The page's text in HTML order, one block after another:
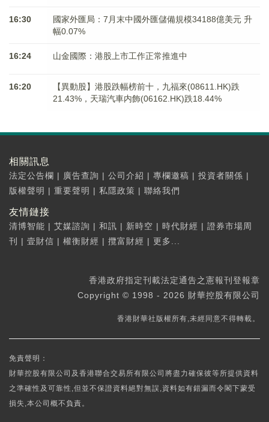
16:30
國家外匯局：7月末中國外匯儲備規模34188億美元 升
幅0.07%
16:24 山金國際：港股上市工作正常推進中
16:20
【異動股】港股跌幅榜前十，九福來(08611.HK)跌
21.43%，天瑞汽車内飾(06162.HK)跌18.44%
相關訊息
法定公告欄 | 廣告查詢 | 公司介紹 | 專欄邀稿 | 投資者關係 |
版權聲明 | 重要聲明 | 私隱政策 | 聯絡我們
友情鏈接
清博智能 | 艾媒諮詢 | 和訊 | 新時空 | 時代財經 | 證券市場周
刊
| 壹財信 | 權衡財經 | 攬富財經 | 更多...
香港政府指定刊載法定通告之憲報刊登報章
Copyright © 1998 - 2026 財華控股有限公司
香港財華社版權所有,未經同意不得轉載。
免責聲明：
財華控股有限公司及香港聯合交易所有限公司將盡力確保彼等所提供資料
之準確性及可靠性,但並不保證資料絕對無誤,資料如有錯漏而令閣下蒙受
損失,本公司概不負責。